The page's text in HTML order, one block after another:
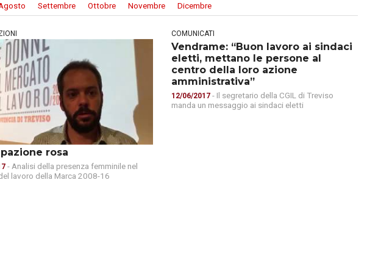
Settembre Ottobre Novembre Dicembre
rosa
- Analisi della presenza femminile nel
lavoro della Marca 2008-16
COMUNICATI
Vendrame: “Buon lavoro ai sindaci
eletti, mettano le persone al
centro della loro azione
amministrativa”
12/06/2017 - Il segretario della CGIL di Treviso
manda un messaggio ai sindaci eletti